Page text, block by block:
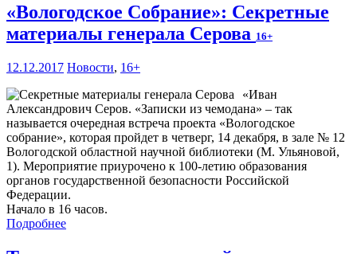
«Вологодское Собрание»: Секретные
материалы генерала Серова 16+
12.12.2017 Новости, 16+
«Иван
Александрович Серов. «Записки из чемодана» – так
называется очередная встреча проекта «Вологодское
собрание», которая пройдет в четверг, 14 декабря, в зале № 12
Вологодской областной научной библиотеки (М. Ульяновой,
1). Мероприятие приурочено к 100-летию образования
органов государственной безопасности Российской
Федерации.
Начало в 16 часов.
Подробнее